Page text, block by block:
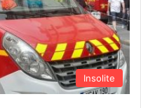
Insolite